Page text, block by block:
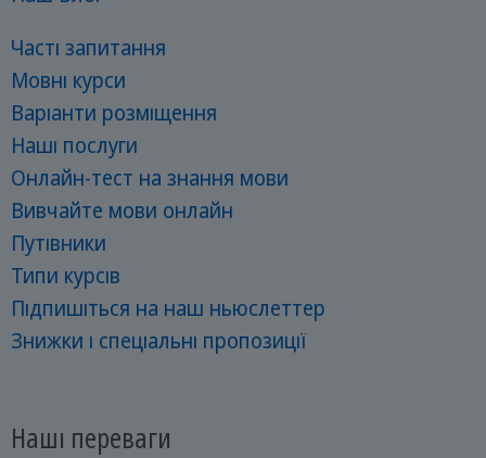
Часті запитання
Мовні курси
Варіанти розміщення
Наші послуги
Онлайн-тест на знання мови
Вивчайте мови онлайн
Путівники
Типи курсів
Підпишіться на наш ньюслеттер
Знижки і спеціальні пропозиції
Наші переваги